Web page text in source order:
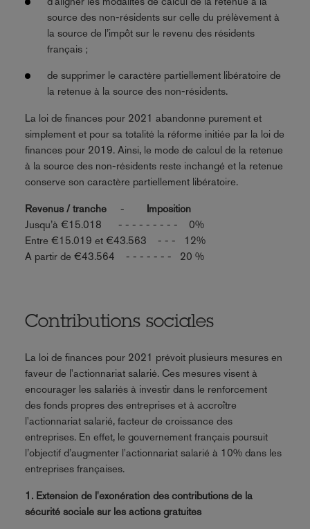
source des non-résidents sur celle du prélèvement à
la source de l’impôt sur le revenu des résidents
français ;
de supprimer le caractère partiellement libératoire de
la retenue à la source des non-résidents.
La loi de finances pour 2021 abandonne purement et
simplement et pour sa totalité la réforme initiée par la loi de
finances pour 2019. Ainsi, le mode de calcul de la retenue
à la source des non-résidents reste inchangé et la retenue
conserve son caractère partiellement libératoire.
Revenus / tranche-
Imposition
Jusqu’à €15.018 - - - - - - - - - 0%
Entre €15.019 et €43.563 - - - 12%
A partir de €43.564 - - - - - - - 20 %
Contributions sociales
La loi de finances pour 2021 prévoit plusieurs mesures en
faveur de l'actionnariat salarié. Ces mesures visent à
encourager les salariés à investir dans le renforcement
des fonds propres des entreprises et à accroître
l'actionnariat salarié, facteur de croissance des
entreprises. En effet, le gouvernement français poursuit
l’objectif d’augmenter l'actionnariat salarié à 10% dans les
entreprises françaises.
1. Extension de l'exonération des contributions de la
sécurité sociale sur les actions gratuites